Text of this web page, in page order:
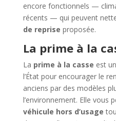
encore fonctionnels —
récents — qui peuvent
de reprise proposée.
La prime à la
La prime à la casse est
l’État pour encourager le
anciens par des modèles
l’environnement. Elle vous
véhicule hors d’usage